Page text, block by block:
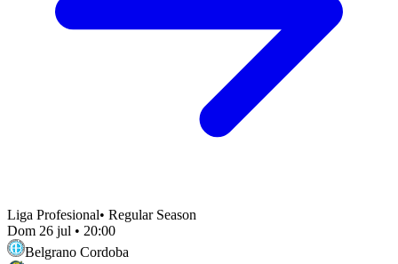
Liga Profesional• Regular Season
Dom 26 jul • 20:00
Belgrano Cordoba